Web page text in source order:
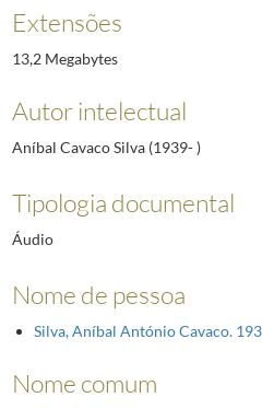
Extensões
13,2 Megabytes
Autor intelectual
Aníbal Cavaco Silva (1939- )
Tipologia documental
Áudio
Nome de pessoa
Silva, Aníbal António Cavaco.
Nome comum